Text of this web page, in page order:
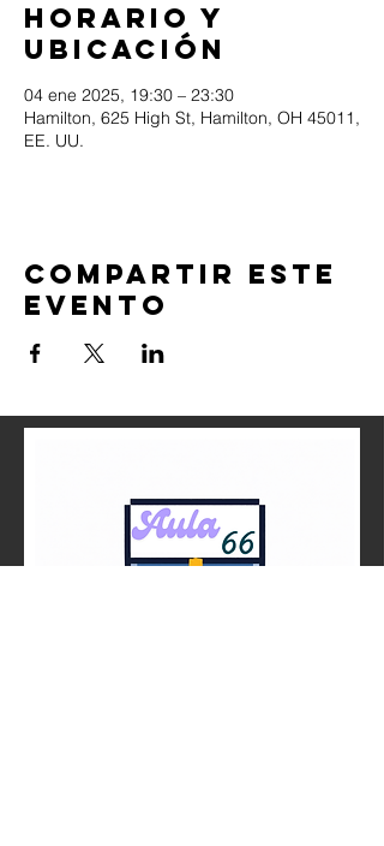
Horario y
ubicación
04 ene 2025, 19:30 – 23:30
Hamilton, 625 High St, Hamilton, OH 45011,
EE. UU.
Compartir este
evento